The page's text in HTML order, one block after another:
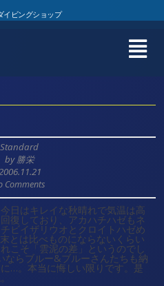
イビングショップ
Standard
by勝栄
Comments
日はキレイな秋晴れで気温は高
復しており、アカハチハゼもネ
ビイザリウオとクロイトハゼめ
とは比べものにならないくらい
こそ「雲泥の差」というのでし
ならブルー&ブルーさんたちも納
…。本当に悔しい限りです。是